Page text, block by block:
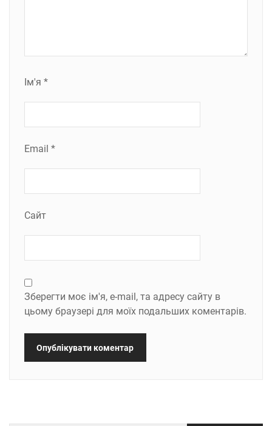
Ім'я *
Email *
Сайт
Зберегти моє ім'я, e-mail, та адресу сайту в
цьому браузері для моїх подальших коментарів.